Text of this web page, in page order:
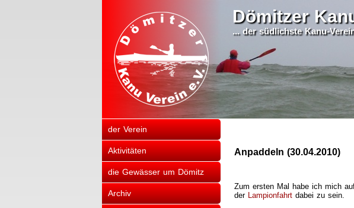
Dömitzer
... der südlichste Kanu-
der Verein
Aktivitäten
die Gewässer um Dömitz
Archiv
Anpaddeln (30.04.2010)
Zum ersten Mal habe ich mich
der Lampionfahrt dabei zu sein.